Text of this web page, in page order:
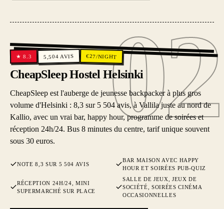
02
02
★8.3 5,504 AVIS €27/NIGHT
CheapSleep Hostel Helsinki
CheapSleep est l'auberge de jeunesse backpacker à plus gros
volume d'Helsinki : 8,3 sur 5 504 avis, à Vallila juste au nord de
Kallio, avec un vrai bar, happy hour, programme de soirées et
réception 24h/24. Bus 8 minutes du centre, tarif unique souvent
sous 30 euros.
NOTE 8,3 SUR 5 504 AVIS
BAR MAISON AVEC HAPPY
HOUR ET SOIRÉES PUB-QUIZ
RÉCEPTION 24H/24, MINI
SUPERMARCHÉ SUR PLACE
SALLE DE JEUX, JEUX DE
SOCIÉTÉ, SOIRÉES CINÉMA
OCCASIONNELLES